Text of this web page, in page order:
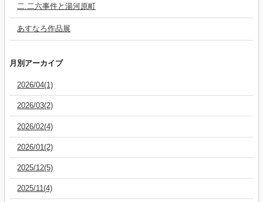
二.二六事件と湯河原町
あすなろ作品展
月別アーカイブ
2026/04(1)
2026/03(2)
2026/02(4)
2026/01(2)
2025/12(5)
2025/11(4)